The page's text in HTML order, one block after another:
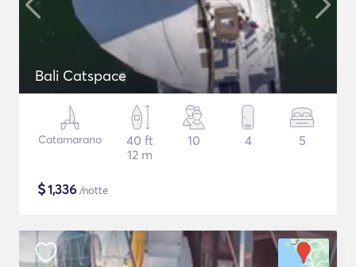
Bali Catspace
Catamarano
40 ft
12 m
10 4 5
$1,336 /notte